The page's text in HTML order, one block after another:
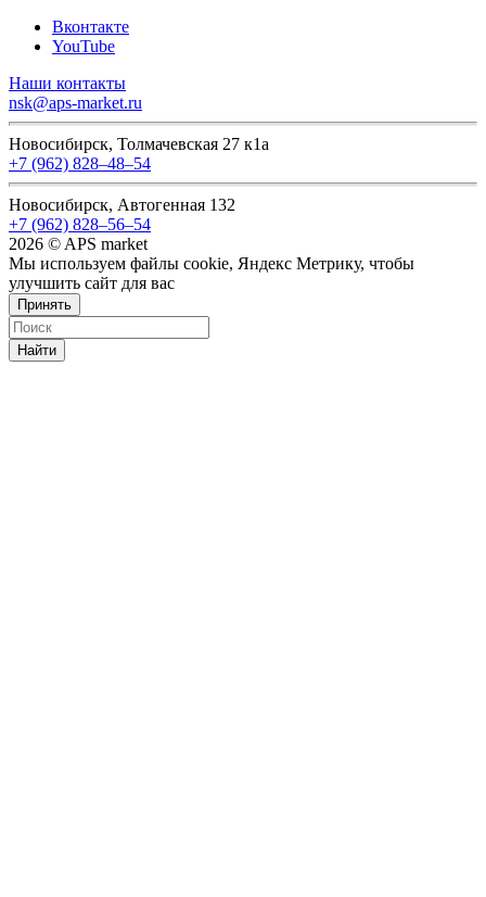
Вконтакте
YouTube
Наши контакты
nsk@aps-market.ru
Новосибирск, Толмачевская 27 к1а
+7 (962) 828‒48‒54
Новосибирск, Автогенная 132
+7 (962) 828‒56‒54
2026 © APS market
Мы используем файлы cookie, Яндекс Метрику, чтобы
улучшить сайт для вас
Принять
Найти